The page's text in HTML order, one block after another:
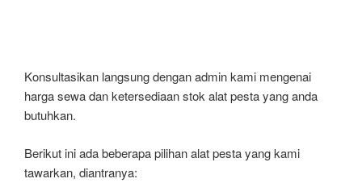
Konsultasikan langsung dengan admin kami mengenai
harga sewa dan ketersediaan stok alat pesta yang anda
butuhkan.
Berikut ini ada beberapa pilihan alat pesta yang kami
tawarkan, diantranya: